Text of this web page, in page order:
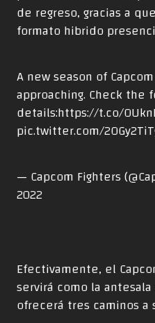
de regreso, gracias a
formato hibrido
A new season of
approaching. Check the
details:https://t.co/
pic.twitter.com/
— Capcom Fighters
2022
Efectivamente, el
servirá como la antesala
ofrecerá tres caminos a